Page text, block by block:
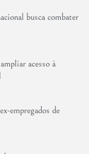
busca combater
acesso à
empregados de